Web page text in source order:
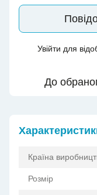
Увійти для
До
Країна
Розмір